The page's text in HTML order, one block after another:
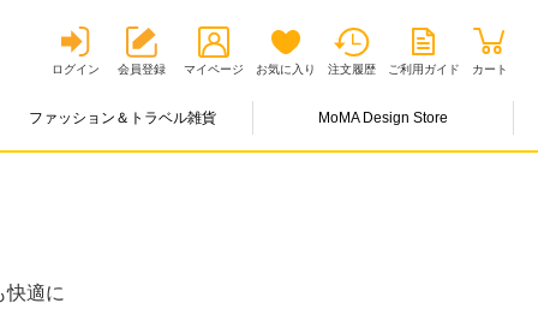
ログイン 会員登録 マイページ お気に入り 注文履歴 ご利用ガイド カート
ファッション＆トラベル雑貨 MoMA Design Store
快適に